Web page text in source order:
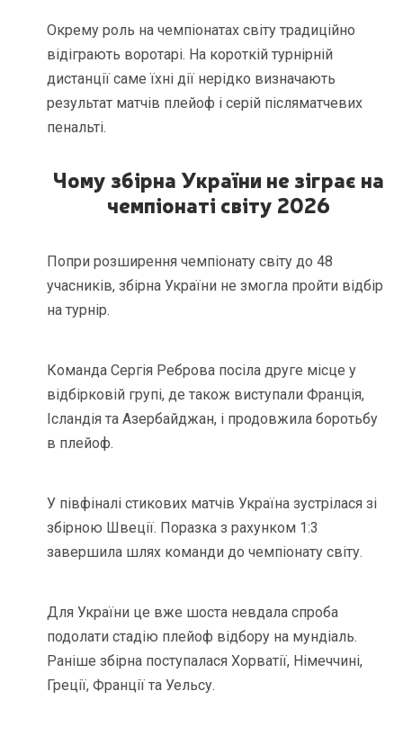
Окрему роль на чемпіонатах світу традиційно
відіграють воротарі. На короткій турнірній
дистанції саме їхні дії нерідко визначають
результат матчів плейоф і серій післяматчевих
пенальті.
Чому збірна України не зіграє на
чемпіонаті світу 2026
Попри розширення чемпіонату світу до 48
учасників, збірна України не змогла пройти відбір
на турнір.
Команда Сергія Реброва посіла друге місце у
відбірковій групі, де також виступали Франція,
Ісландія та Азербайджан, і продовжила боротьбу
в плейоф.
У півфіналі стикових матчів Україна зустрілася зі
збірною Швеції. Поразка з рахунком 1:3
завершила шлях команди до чемпіонату світу.
Для України це вже шоста невдала спроба
подолати стадію плейоф відбору на мундіаль.
Раніше збірна поступалася Хорватії, Німеччині,
Греції, Франції та Уельсу.